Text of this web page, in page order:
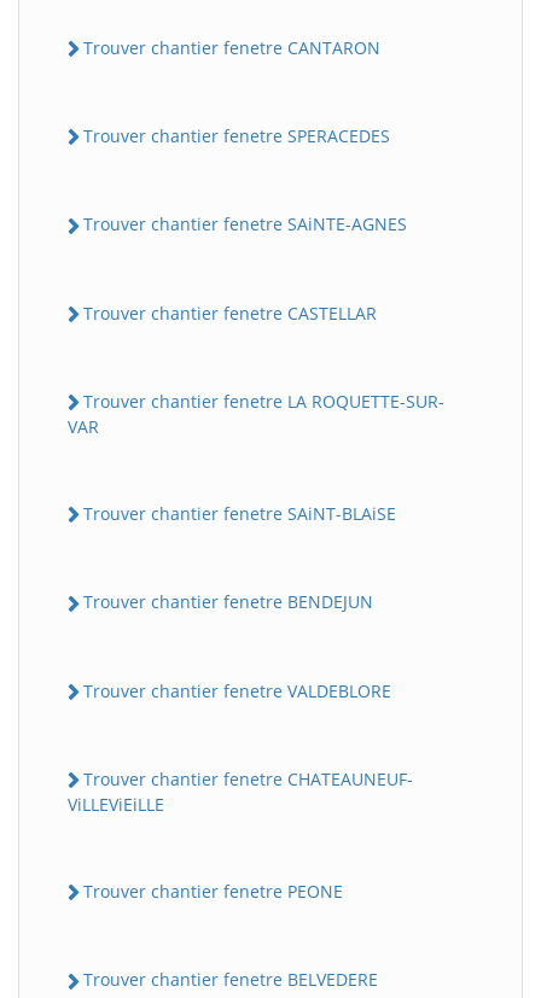
Trouver chantier fenetre CANTARON
Trouver chantier fenetre SPERACEDES
Trouver chantier fenetre SAiNTE-AGNES
Trouver chantier fenetre CASTELLAR
Trouver chantier fenetre LA ROQUETTE-SUR-
VAR
Trouver chantier fenetre SAiNT-BLAiSE
Trouver chantier fenetre BENDEJUN
Trouver chantier fenetre VALDEBLORE
Trouver chantier fenetre CHATEAUNEUF-
ViLLEViEiLLE
Trouver chantier fenetre PEONE
Trouver chantier fenetre BELVEDERE